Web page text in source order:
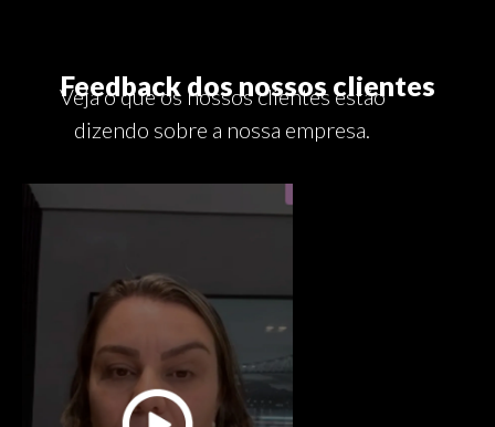
Feedback dos nossos clientes
Veja o que os nossos clientes estão
dizendo sobre a nossa empresa.